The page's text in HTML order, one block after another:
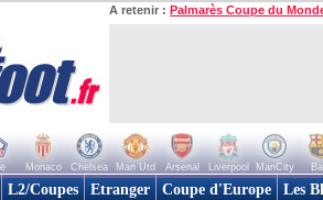
A retenir : Palmarès Coupe du
Monaco Chelsea Man Utd Arsenal Liverpool ManCity
L2/Coupes Etranger Coupe d'Europe Les